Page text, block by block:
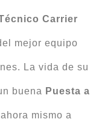
Carrier
mejor equipo
La vida de su
buena Puesta a
mismo a